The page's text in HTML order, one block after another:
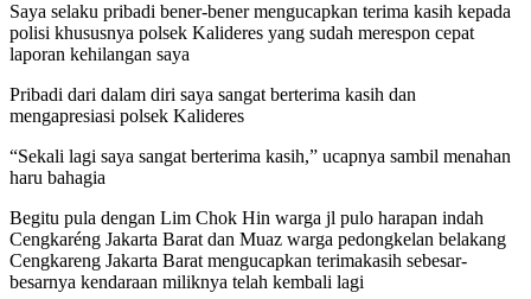
Saya selaku pribadi bener-bener mengucapkan terima kasih kepada
polisi khususnya polsek Kalideres yang sudah merespon cepat
laporan kehilangan saya
Pribadi dari dalam diri saya sangat berterima kasih dan
mengapresiasi polsek Kalideres
“Sekali lagi saya sangat berterima kasih,” ucapnya sambil menahan
haru bahagia
Begitu pula dengan Lim Chok Hin warga jl pulo harapan indah
Cengkaréng Jakarta Barat dan Muaz warga pedongkelan belakang
Cengkareng Jakarta Barat mengucapkan terimakasih sebesar-
besarnya kendaraan miliknya telah kembali lagi